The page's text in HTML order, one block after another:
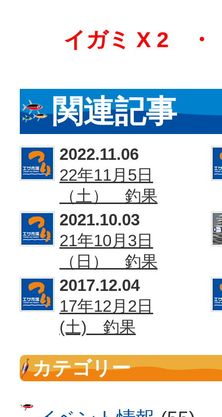
イガミ X 2 ・
関連記事
2022.11.06
22年11月5日
（土） 釣果
2021.10.03
21年10月3日
（日） 釣果
2017.12.04
17年12月2日
(土) 釣果
カテゴリー